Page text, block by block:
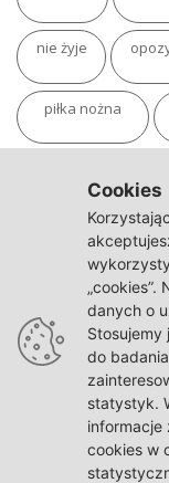
nie żyje
piłka nożna
sąd
wybory
Cookies
„cookies”.
danych o
Stosujemy
do
statystyk.
informacje
cookies w